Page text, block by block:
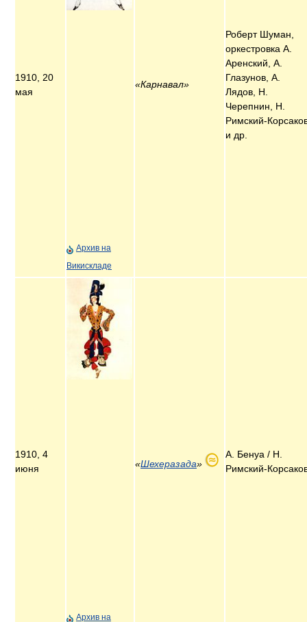
1910, 20
мая
Архив на
Викискладе
«Карнавал»
Роберт Шуман,
оркестровка А.
Аренский, А.
Глазунов, А.
Лядов, Н.
Черепнин, Н.
Римский-
и др.
1910, 4
июня
Архив на
«Шехеразада»
А. Бенуа / Н.
Римский-